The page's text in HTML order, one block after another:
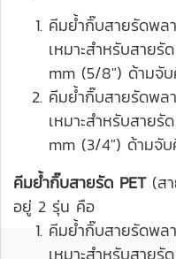
คีมย้ำกิ๊บสายรัดพล
เหมาะสำหรับสายรั
mm (5/8") ด้ามจับ
คีมย้ำกิ๊บสายรัดพล
เหมาะสำหรับสายรั
mm (3/4") ด้ามจับ
คีมย้ำกิ๊บสายรัด PET(สา
อยู่ 2 รุ่น คือ
คีมย้ำกิ๊บสายรัดพล
เหมาะสำหรับสายรั